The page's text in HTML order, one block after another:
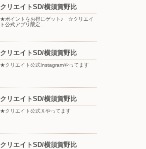
クリエイトSD/横須賀野比
★ポイントをお得にゲット♪ ☆クリエイ
ト公式アプリ限定…
クリエイトSD/横須賀野比
★クリエイト公式Instagramやってます
クリエイトSD/横須賀野比
★クリエイト公式Ｘやってます
クリエイトSD/横須賀野比